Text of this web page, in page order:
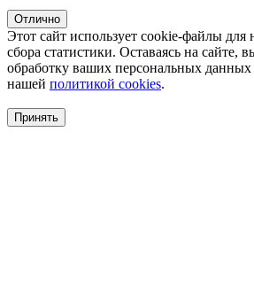
Отлично
Этот сайт использует cookie-файлы для
сбора статистики. Оставаясь на сайте,
обработку ваших персональных данных
нашей политикой cookies.
Принять